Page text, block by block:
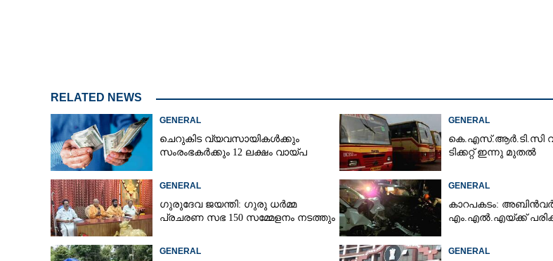
RELATED NEWS
GENERAL
ചെറുകിട വ്യവസായികൾക്കും
സംരംഭകർക്കും 12 ലക്ഷം വായ്പ
GENERAL
കെ.എസ്.ആർ.ടി.സി
ടിക്കറ്റ് ഇന്നു മുതൽ
GENERAL
ഗുരുദേവ ജയന്തി: ഗുരു ധർമ്മ
പ്രചരണ സഭ 150 സമ്മേളനം നടത്തും
GENERAL
കാറപകടം:
എം.എൽ.എയ്ക്ക്
GENERAL GENERAL